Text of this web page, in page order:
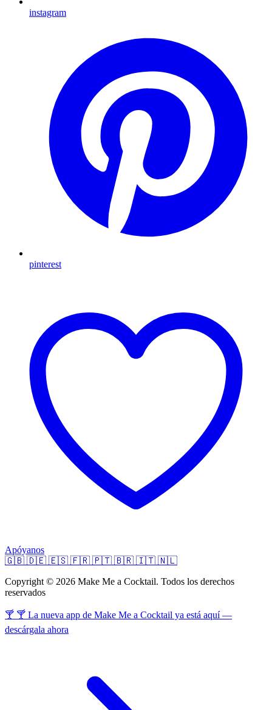
instagram
pinterest
Apóyanos
🇬🇧 🇩🇪 🇪🇸 🇫🇷 🇵🇹 🇧🇷 🇮🇹 🇳🇱
Copyright © 2026 Make Me a Cocktail. Todos los derechos
reservados
🍸 🍸 La nueva app de Make Me a Cocktail ya está aquí —
descárgala ahora